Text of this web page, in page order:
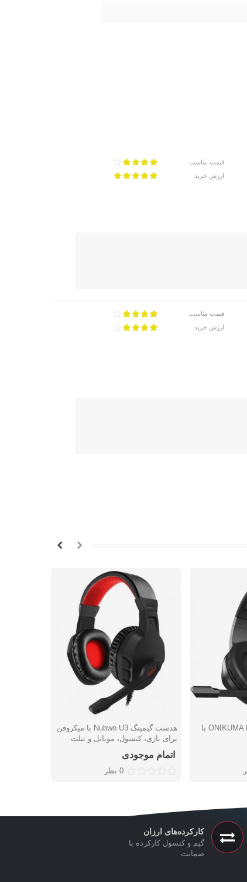
قیمت مناسب
ارزش خرید
قیمت مناسب
ارزش خرید
هدست بازی مدل ONIKUMA K19 با
دوست داشتن
هدست گیمینگ Nubwo U3 با میکروفن
برای بازی، کنسول، موبایل و تبلت
اتمام موجودی
0 نظر
کارکرده‌های ارزان
گیم و کنسول کارکرده با
ضمانت